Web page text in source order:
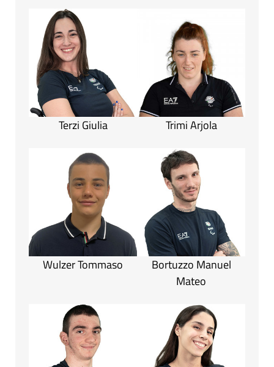
Terzi Giulia Trimi Arjola
Wulzer Tommaso
Bortuzzo Manuel
Mateo